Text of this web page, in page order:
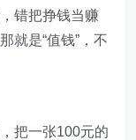
错把挣钱当赚
就是“值钱”，不
把一张100元的